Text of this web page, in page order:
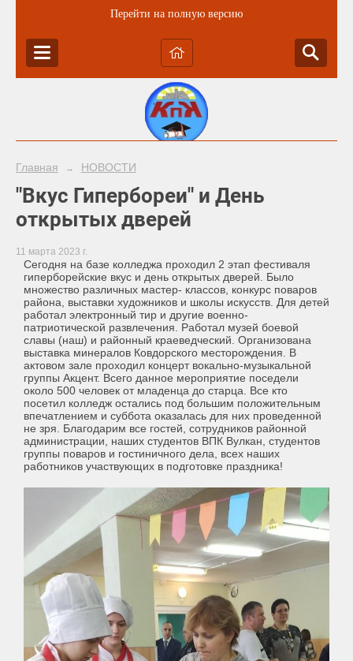
Перейти на полную версию
Главная → НОВОСТИ
"Вкус Гипербореи" и День
открытых дверей
11 марта 2023 г.
Сегодня на базе колледжа проходил 2 этап фестиваля
гиперборейские вкус и день открытых дверей. Было
множество различных мастер- классов, конкурс поваров
района, выставки художников и школы искусств. Для детей
работал электронный тир и другие военно-
патриотической развлечения. Работал музей боевой
славы (наш) и районный краеведческий. Организована
выставка минералов Ковдорского месторождения. В
актовом зале проходил концерт вокально-музыкальной
группы Акцент. Всего данное мероприятие поседели
около 500 человек от младенца до старца. Все кто
посетил колледж остались под большим положительным
впечатлением и суббота оказалась для них проведенной
не зря. Благодарим все гостей, сотрудников районной
администрации, наших студентов ВПК Вулкан, студентов
группы поваров и гостиничного дела, всех наших
работников участвующих в подготовке праздника!